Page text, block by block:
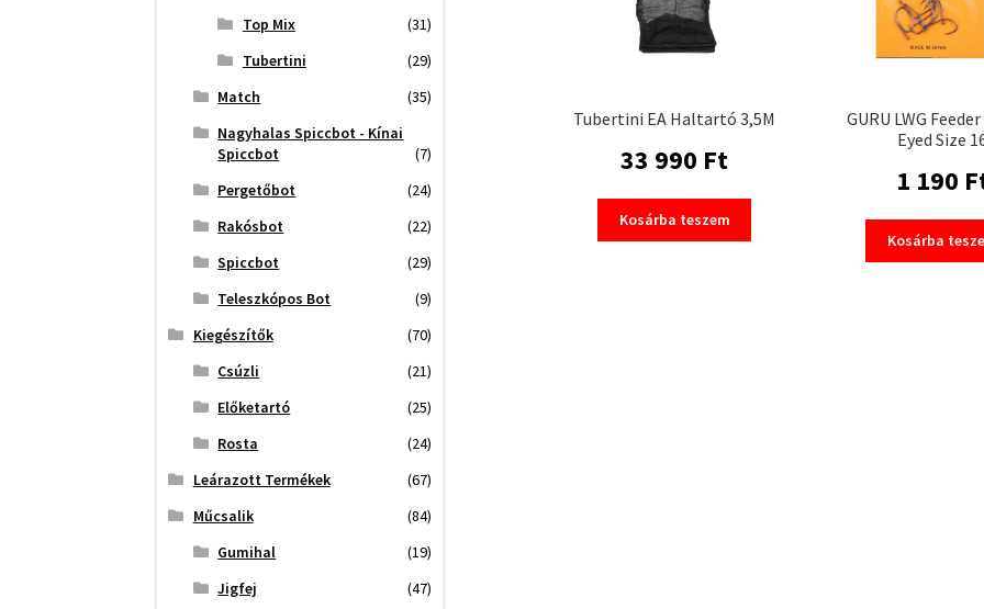
Tubertini EA Haltartó 3,5M
33 990 Ft
Kosárba teszem
GURU LWG
Eyed Size
1 190
Kosárba
Top Mix
(31)
Tubertini
(29)
Match
(35)
Nagyhalas Spiccbot - Kínai
Spiccbot
(7)
Pergetőbot
(24)
Rakósbot
(22)
Spiccbot
(29)
Teleszkópos Bot
(9)
Kiegészítők
(70)
Csúzli
(21)
Előketartó
(25)
Rosta
(24)
Leárazott Termékek
(67)
Műcsalik
(84)
Gumihal
(19)
Jigfej
(47)